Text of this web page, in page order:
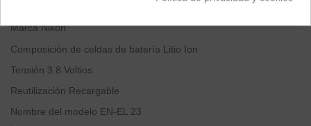
1 Litio Ion necesaria(s), incluida(s)
Marca Nikon
Composición de celdas de batería Litio Ion
Tensión 3.8 Voltios
Reutilización Recargable
Nombre del modelo EN-EL 23